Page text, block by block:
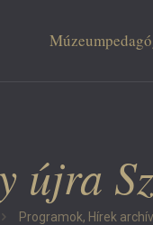
újra
Programok, Hírek